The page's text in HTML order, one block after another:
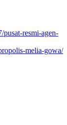
resmi-agen-
melia-gowa/